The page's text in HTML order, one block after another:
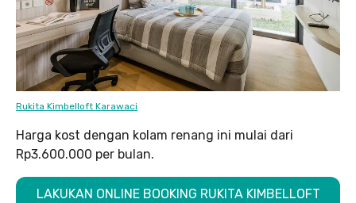
Rukita Kimbelloft Karawaci
Harga kost dengan kolam renang ini mulai dari
Rp3.600.000 per bulan.
LAKUKAN ONLINE BOOKING RUKITA KIMBELLOFT